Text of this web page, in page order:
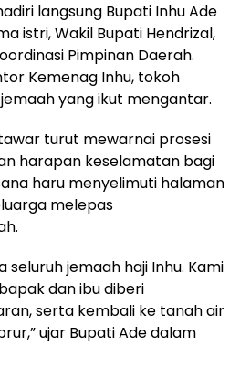
langsung Bupati Inhu Ade
istri, Wakil Bupati Hendrizal,
Pimpinan Daerah.
Kemenag Inhu, tokoh
yang ikut mengantar.
turut mewarnai prosesi
harapan keselamatan bagi
haru menyelimuti halaman
melepas
seluruh jemaah haji Inhu. Kami
dan ibu diberi
serta kembali ke tanah air
ujar Bupati Ade dalam